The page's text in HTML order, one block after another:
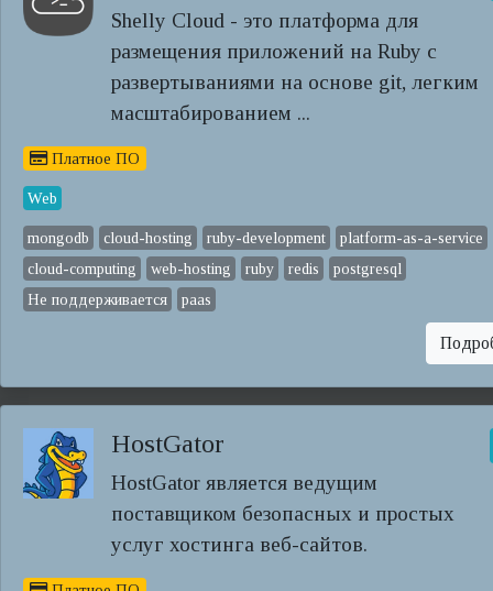
Shelly Cloud - это платформа для
размещения приложений на Ruby с
развертываниями на основе git, легким
масштабированием ...
Платное ПО
Web
mongodb cloud-hosting ruby-development
platform-as-a-service
cloud-computing
web-hosting ruby redis
postgresql
Не поддерживается
paas
HostGator
HostGator является ведущим
поставщиком безопасных и простых
услуг хостинга веб-сайтов.